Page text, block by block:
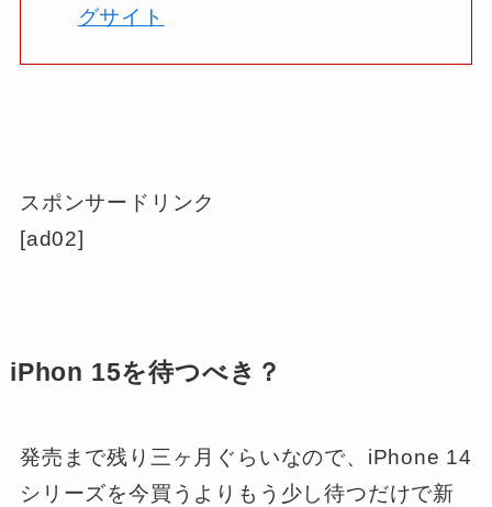
グサイト
スポンサードリンク
[ad02]
iPhon 15を待つべき？
発売まで残り三ヶ月ぐらいなので、iPhone 14
シリーズを今買うよりもう少し待つだけで新